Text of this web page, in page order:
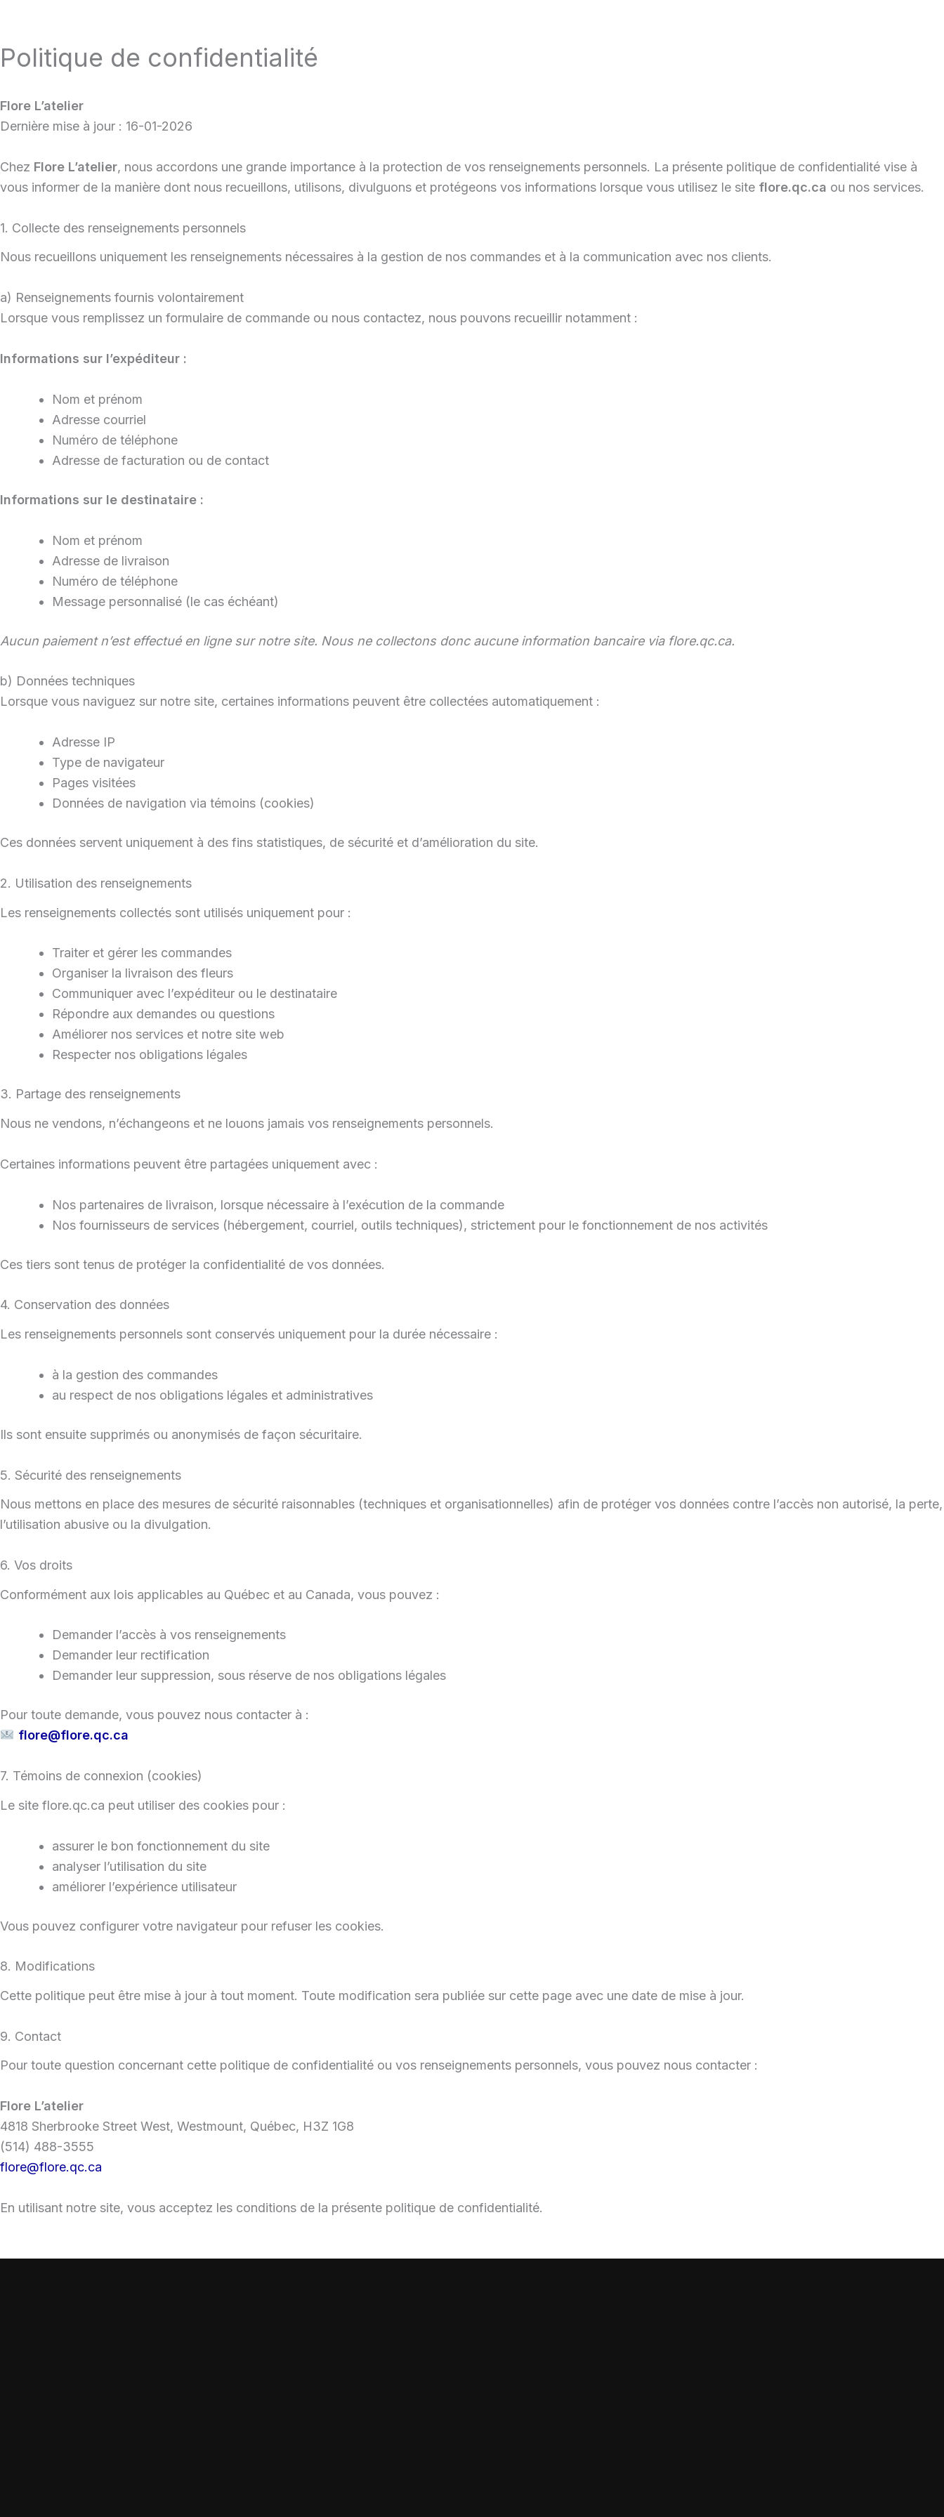
content
Politique de confidentialité
Flore L’atelier
Dernière mise à jour : 16-01-2026
Chez Flore L’atelier, nous accordons une grande importance à la protection de vos renseignements personnels. La présente politique de confidentialité vise à
vous informer de la manière dont nous recueillons, utilisons, divulguons et protégeons vos informations lorsque vous utilisez le site flore.qc.ca ou nos services.
1. Collecte des renseignements personnels
Nous recueillons uniquement les renseignements nécessaires à la gestion de nos commandes et à la communication avec nos clients.
a) Renseignements fournis volontairement
Lorsque vous remplissez un formulaire de commande ou nous contactez, nous pouvons recueillir notamment :
Informations sur l’expéditeur :
Nom et prénom
Adresse courriel
Numéro de téléphone
Adresse de facturation ou de contact
Informations sur le destinataire :
Nom et prénom
Adresse de livraison
Numéro de téléphone
Message personnalisé (le cas échéant)
Aucun paiement n’est effectué en ligne sur notre site. Nous ne collectons donc aucune information bancaire via flore.qc.ca.
b) Données techniques
Lorsque vous naviguez sur notre site, certaines informations peuvent être collectées automatiquement :
Adresse IP
Type de navigateur
Pages visitées
Données de navigation via témoins (cookies)
Ces données servent uniquement à des fins statistiques, de sécurité et d’amélioration du site.
2. Utilisation des renseignements
Les renseignements collectés sont utilisés uniquement pour :
Traiter et gérer les commandes
Organiser la livraison des fleurs
Communiquer avec l’expéditeur ou le destinataire
Répondre aux demandes ou questions
Améliorer nos services et notre site web
Respecter nos obligations légales
3. Partage des renseignements
Nous ne vendons, n’échangeons et ne louons jamais vos renseignements personnels.
Certaines informations peuvent être partagées uniquement avec :
Nos partenaires de livraison, lorsque nécessaire à l’exécution de la commande
Nos fournisseurs de services (hébergement, courriel, outils techniques), strictement pour le fonctionnement de nos activités
Ces tiers sont tenus de protéger la confidentialité de vos données.
4. Conservation des données
Les renseignements personnels sont conservés uniquement pour la durée nécessaire :
à la gestion des commandes
au respect de nos obligations légales et administratives
Ils sont ensuite supprimés ou anonymisés de façon sécuritaire.
5. Sécurité des renseignements
Nous mettons en place des mesures de sécurité raisonnables (techniques et organisationnelles) afin de protéger vos données contre l’accès non autorisé, la perte,
l’utilisation abusive ou la divulgation.
6. Vos droits
Conformément aux lois applicables au Québec et au Canada, vous pouvez :
Demander l’accès à vos renseignements
Demander leur rectification
Demander leur suppression, sous réserve de nos obligations légales
Pour toute demande, vous pouvez nous contacter à :
flore@flore.qc.ca
7. Témoins de connexion (cookies)
Le site flore.qc.ca peut utiliser des cookies pour :
assurer le bon fonctionnement du site
analyser l’utilisation du site
améliorer l’expérience utilisateur
Vous pouvez configurer votre navigateur pour refuser les cookies.
8. Modifications
Cette politique peut être mise à jour à tout moment. Toute modification sera publiée sur cette page avec une date de mise à jour.
9. Contact
Pour toute question concernant cette politique de confidentialité ou vos renseignements personnels, vous pouvez nous contacter :
Flore L’atelier
4818 Sherbrooke Street West, Westmount, Québec, H3Z 1G8
(514) 488-3555
flore@flore.qc.ca
En utilisant notre site, vous acceptez les conditions de la présente politique de confidentialité.